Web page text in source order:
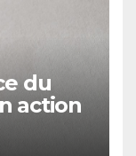
du
action